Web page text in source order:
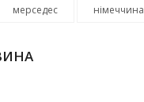
мерседес німеччина